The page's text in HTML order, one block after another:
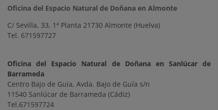
Oficina del Espacio Natural de Doñana en Almonte
C/ Sevilla, 33, 1ª Planta 21730 Almonte (Huelva)
Tel. 671597727
Oficina del Espacio Natural de Doñana en Sanlúcar de
Barrameda
Centro Bajo de Guía, Avda. Bajo de Guía s/n
11540 Sanlúcar de Barrameda (Cádiz)
Tel.671597724